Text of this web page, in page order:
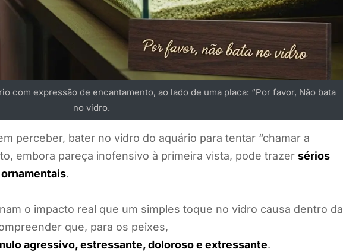
com expressão de encantamento, ao lado de uma placa: “Por favor, Não bata
no vidro.
perceber, bater no vidro do aquário para tentar “chamar a
embora pareça inofensivo à primeira vista, pode trazer sérios
.
o impacto real que um simples toque no vidro causa dentro da
que, para os peixes,
agressivo, estressante, doloroso e extressante.